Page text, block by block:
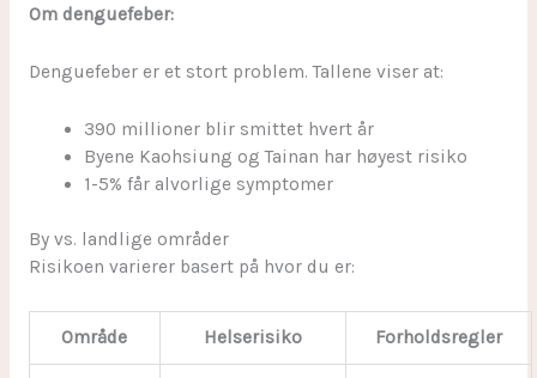
Om denguefeber:
Denguefeber er et stort problem. Tallene viser at:
390 millioner blir smittet hvert år
Byene Kaohsiung og Tainan har høyest risiko
1-5% får alvorlige symptomer
By vs. landlige områder
Risikoen varierer basert på hvor du er:
Område Helserisiko Forholdsregler